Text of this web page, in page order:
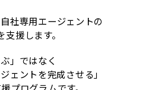
社専用エージェントの
援します。
ぶ」ではなく
ェントを完成させる」